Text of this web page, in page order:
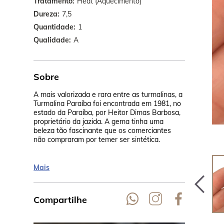
Dureza 7,5
Quantidade 1
Qualidade A
Sobre
A mais valorizada e rara entre as turmalinas, a
Turmalina Paraíba foi encontrada em 1981, no
estado da Paraíba, por Heitor Dimas Barbosa,
proprietário da jazida. A gema tinha uma
beleza tão fascinante que os comerciantes
não compraram por temer ser sintética.
Então,
analisado
Institute of
certificado
Mais
Compartilhe